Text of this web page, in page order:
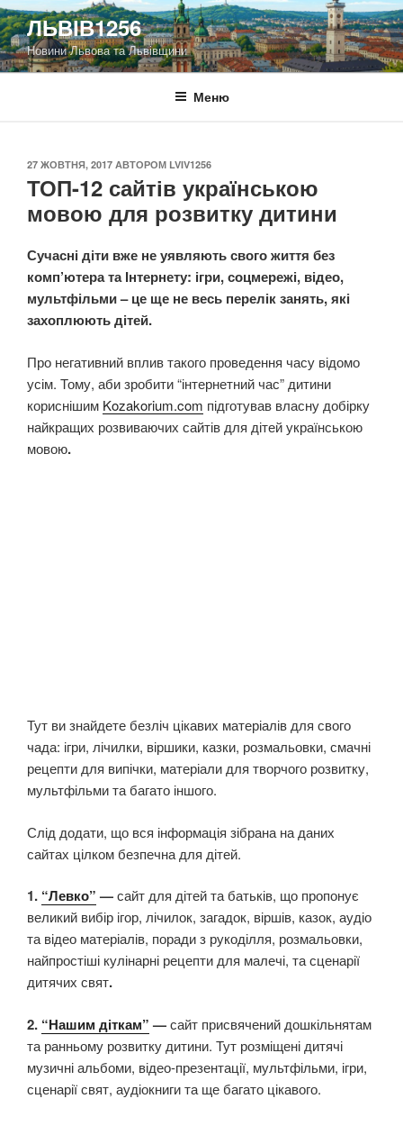
Перейти
до
вмісту
ЛЬВІВ1256
Новини Львова та Львівщини
Меню
ОПУБЛІКОВАНО
27 ЖОВТНЯ, 2017 АВТОРОМ LVIV1256
ТОП-12 сайтів українською
мовою для розвитку дитини
Сучасні діти вже не уявляють свого життя без
комп’ютера та Інтернету: ігри, соцмережі, відео,
мультфільми – це ще не весь перелік занять, які
захоплюють дітей.
Про негативний вплив такого проведення часу відомо
усім. Тому, аби зробити “інтернетний час” дитини
кориснішим Kozakorium.com підготував власну добірку
найкращих розвиваючих сайтів для дітей українською
мовою.
Тут ви знайдете безліч цікавих матеріалів для свого
чада: ігри, лічилки, віршики, казки, розмальовки, смачні
рецепти для випічки, матеріали для творчого розвитку,
мультфільми та багато іншого.
Слід додати, що вся інформація зібрана на даних
сайтах цілком безпечна для дітей.
1. “Левко” —сайт для дітей та батьків, що пропонує
великий вибір ігор, лічилок, загадок, віршів, казок, аудіо
та відео матеріалів, поради з рукоділля, розмальовки,
найпростіші кулінарні рецепти для малечі, та сценарії
дитячих свят.
2. “Нашим діткам” —сайт присвячений дошкільнятам
та ранньому розвитку дитини. Тут розміщені дитячі
музичні альбоми, відео-презентації, мультфільми, ігри,
сценарії свят, аудіокниги та ще багато цікавого.